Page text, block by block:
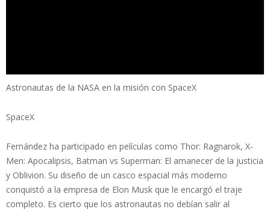
Astronautas de la NASA en la misión con SpaceX
SpaceX
Fernández ha participado en películas como Thor: Ragnarok, X-
Men: Apocalipsis, Batman vs Superman: El amanecer de la justicia
y Oblivion. Su diseño de un casco espacial más moderno
conquistó a la empresa de Elon Musk que le encargó el traje
completo. Es cierto que los astronautas no debían salir al